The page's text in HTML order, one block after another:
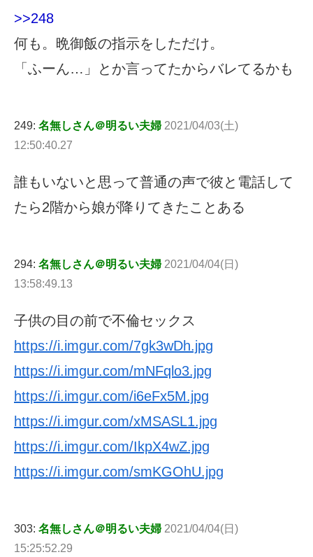
>>248
何も。晩御飯の指示をしただけ。
「ふーん…」とか言ってたからバレてるかも
249: 名無しさん＠明るい夫婦 2021/04/03(土)
12:50:40.27
誰もいないと思って普通の声で彼と電話して
たら2階から娘が降りてきたことある
294: 名無しさん＠明るい夫婦 2021/04/04(日)
13:58:49.13
子供の目の前で不倫セックス
https://i.imgur.com/7gk3wDh.jpg
https://i.imgur.com/mNFqlo3.jpg
https://i.imgur.com/i6eFx5M.jpg
https://i.imgur.com/xMSASL1.jpg
https://i.imgur.com/IkpX4wZ.jpg
https://i.imgur.com/smKGOhU.jpg
303: 名無しさん＠明るい夫婦 2021/04/04(日)
15:25:52.29